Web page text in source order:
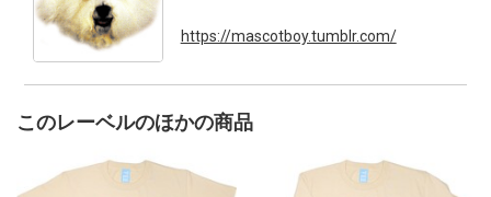
https://mascotboy.tumblr.com/
このレーベルのほかの商品